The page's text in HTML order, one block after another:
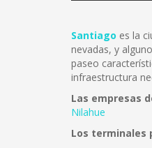
Santiago es la
nevadas, y
paseo
infraestructura
Las empresas
Nilahue
Los terminales